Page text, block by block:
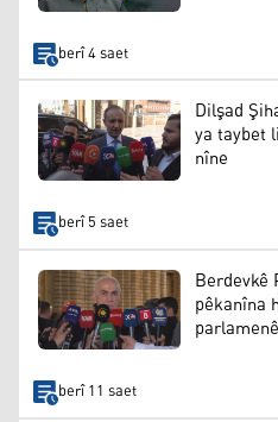
berî 4 saet
Dilşad
ya taybet
nîne
berî 5 saet
Berdevkê
pêkanîna
berî 11 saet